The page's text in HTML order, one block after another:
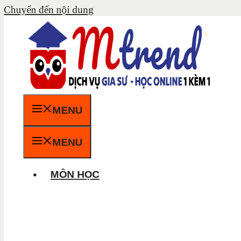
Chuyển đến nội dung
MENU
MENU
MÔN HỌC